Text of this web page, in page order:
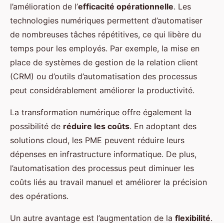
l’amélioration de l’efficacité opérationnelle. Les
technologies numériques permettent d’automatiser
de nombreuses tâches répétitives, ce qui libère du
temps pour les employés. Par exemple, la mise en
place de systèmes de gestion de la relation client
(CRM) ou d’outils d’automatisation des processus
peut considérablement améliorer la productivité.
La transformation numérique offre également la
possibilité de réduire les coûts. En adoptant des
solutions cloud, les PME peuvent réduire leurs
dépenses en infrastructure informatique. De plus,
l’automatisation des processus peut diminuer les
coûts liés au travail manuel et améliorer la précision
des opérations.
Un autre avantage est l’augmentation de la flexibilité.